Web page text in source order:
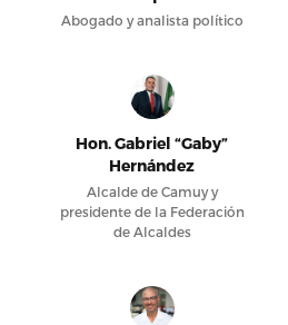
Abogado y analista político
Hon. Gabriel “Gaby”
Hernández
Alcalde de Camuy y
presidente de la Federación
de Alcaldes